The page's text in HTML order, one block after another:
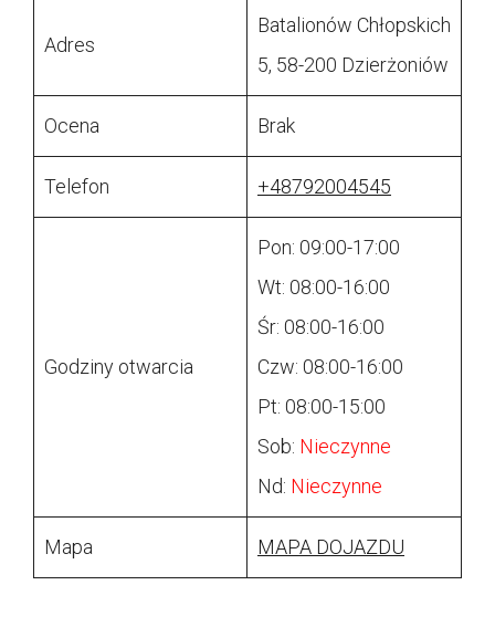
Adres
Batalionów Chłopskich
5, 58-200 Dzierżoniów
Ocena Brak
Telefon +48792004545
Godziny otwarcia
Pon: 09:00-17:00
Wt: 08:00-16:00
Śr: 08:00-16:00
Czw: 08:00-16:00
Pt: 08:00-15:00
Sob: Nieczynne
Nd: Nieczynne
Mapa MAPA DOJAZDU